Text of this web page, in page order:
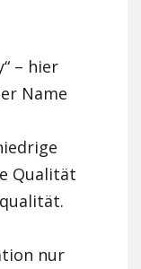
– hier
Name
Qualität
nur